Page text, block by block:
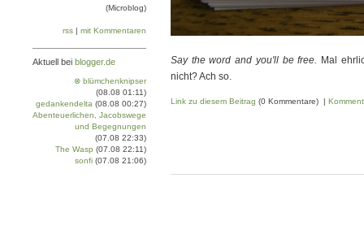
Say the word and you'll be free. Mal
nicht? Ach so.
Link zu diesem Beitrag (0 Kommentare) |
(Microblog)
rss | mit Kommentaren
Aktuell bei blogger.de
⊗ blümchenknipser
(08.08 01:11)
gedankendelta (08.08 00:27)
Abenteuerlichen, Jacobswege
und Begegnungen
(07.08 22:33)
The Wasp (07.08 22:11)
sonfi (07.08 21:06)